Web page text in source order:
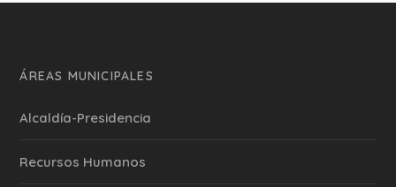
ÁREAS MUNICIPALES
Alcaldía-Presidencia
Recursos Humanos